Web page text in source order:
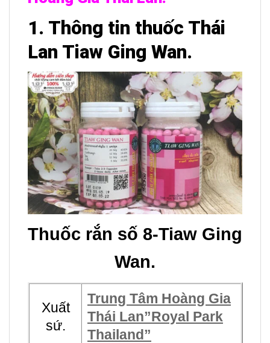
1. Thông tin thuốc Thái
Lan Tiaw Ging Wan.
Thuốc rắn số 8-Tiaw Ging
Wan.
Xuất
sứ.
Trung Tâm Hoàng Gia
Thái Lan”Royal Park
Thailand”